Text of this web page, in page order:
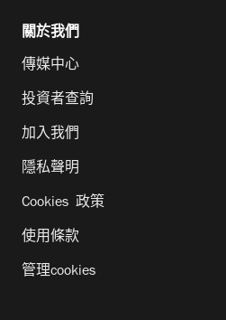
關於我們
傳媒中心
投資者查詢
加入我們
隱私聲明
Cookies 政策
使用條款
管理cookies